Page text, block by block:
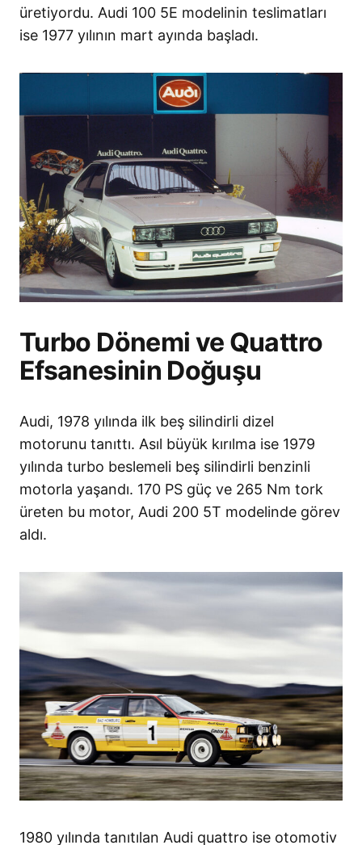
üretiyordu. Audi 100 5E modelinin teslimatları
ise 1977 yılının mart ayında başladı.
Turbo Dönemi ve Quattro
Efsanesinin Doğuşu
Audi, 1978 yılında ilk beş silindirli dizel
motorunu tanıttı. Asıl büyük kırılma ise 1979
yılında turbo beslemeli beş silindirli benzinli
motorla yaşandı. 170 PS güç ve 265 Nm tork
üreten bu motor, Audi 200 5T modelinde görev
aldı.
1980 yılında tanıtılan Audi quattro ise otomotiv